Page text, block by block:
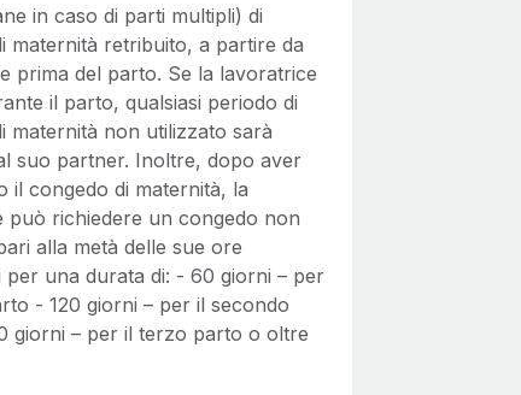
in caso di parti multipli) di
maternità retribuito, a partire da
prima del parto. Se la lavoratrice
il parto, qualsiasi periodo di
maternità non utilizzato sarà
suo partner. Inoltre, dopo aver
il congedo di maternità, la
può richiedere un congedo non
alla metà delle sue ore
per una durata di: - 60 giorni – per
- 120 giorni – per il secondo
giorni – per il terzo parto o oltre